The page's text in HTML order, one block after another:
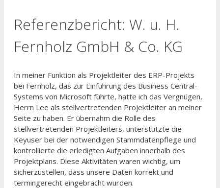
Referenzbericht: W. u. H.
Fernholz GmbH & Co. KG
In meiner Funktion als Projektleiter des ERP-Projekts
bei Fernholz, das zur Einführung des Business Central-
Systems von Microsoft führte, hatte ich das Vergnügen,
Herrn Lee als stellvertretenden Projektleiter an meiner
Seite zu haben. Er übernahm die Rolle des
stellvertretenden Projektleiters, unterstützte die
Keyuser bei der notwendigen Stammdatenpflege und
kontrollierte die erledigten Aufgaben innerhalb des
Projektplans. Diese Aktivitäten waren wichtig, um
sicherzustellen, dass unsere Daten korrekt und
termingerecht eingebracht wurden.